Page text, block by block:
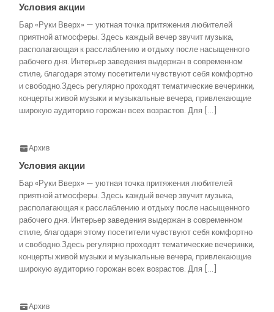
Условия акции
Бар «Руки Вверх» — уютная точка притяжения любителей
приятной атмосферы. Здесь каждый вечер звучит музыка,
располагающая к расслаблению и отдыху после насыщенного
рабочего дня. Интерьер заведения выдержан в современном
стиле, благодаря этому посетители чувствуют себя комфортно
и свободно.Здесь регулярно проходят тематические вечеринки,
концерты живой музыки и музыкальные вечера, привлекающие
широкую аудиторию горожан всех возрастов. Для […]
Архив
Условия акции
Бар «Руки Вверх» — уютная точка притяжения любителей
приятной атмосферы. Здесь каждый вечер звучит музыка,
располагающая к расслаблению и отдыху после насыщенного
рабочего дня. Интерьер заведения выдержан в современном
стиле, благодаря этому посетители чувствуют себя комфортно
и свободно.Здесь регулярно проходят тематические вечеринки,
концерты живой музыки и музыкальные вечера, привлекающие
широкую аудиторию горожан всех возрастов. Для […]
Архив